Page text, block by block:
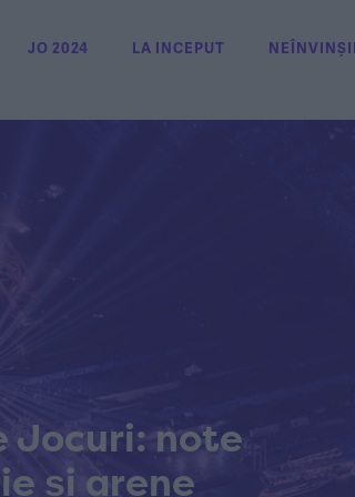
JO 2024 LA INCEPUT
Jocuri: note
și arene